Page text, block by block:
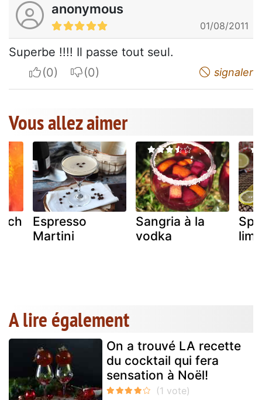
anonymous
01/08/2011
Superbe !!!! Il passe tout seul.
I apreciateI do not appreciate signaler
Vous allez aimer
Espresso
Martini
Sangria à la
vodka
A lire également
On a trouvé LA recette
du cocktail qui fera
sensation à Noël!